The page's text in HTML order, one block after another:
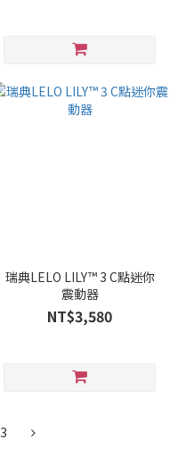
瑞典LELO LILY™ 3 C點迷你
震動器
NT$3,580
3